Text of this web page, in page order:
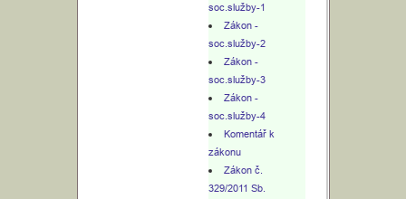
soc.služby-1
Zákon -
soc.služby-2
Zákon -
soc.služby-3
Zákon -
soc.služby-4
Komentář k
zákonu
Zákon č.
329/2011 Sb.